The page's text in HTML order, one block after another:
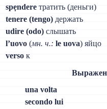
spẹndere тратить (деньги)
tenere (tengo) держать
udire (odo) слышать
l’uovo (мн. ч.: le uova) яйцо
verso к
una volta
secondo lui